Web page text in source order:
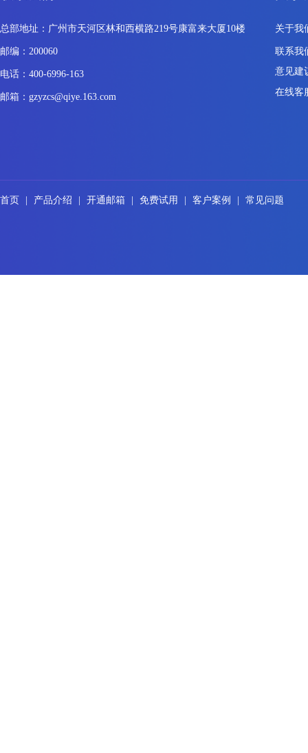
总部地址：广州市天河区林和西横路219号康富来大厦10楼
邮编：200060
电话：400-6996-163
邮箱：gzyzcs@qiye.163.com
关于我
联系我
意见建
在线客
首页 产品介绍 开通邮箱 免费试用 客户案例 常见问题